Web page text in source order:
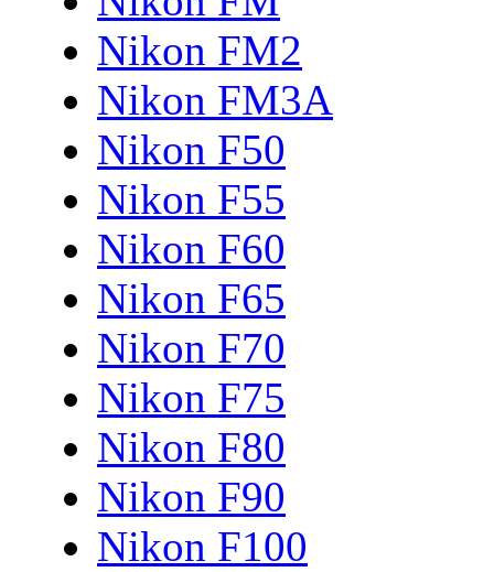
Nikon FM2
Nikon FM3A
Nikon F50
Nikon F55
Nikon F60
Nikon F65
Nikon F70
Nikon F75
Nikon F80
Nikon F90
Nikon F100